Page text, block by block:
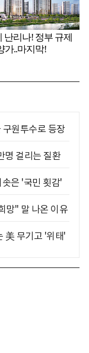
원투수로 등장
명 걸리는 질환
은 '국민 횟감'
망" 말 나온 이유
美 무기고 '위태'